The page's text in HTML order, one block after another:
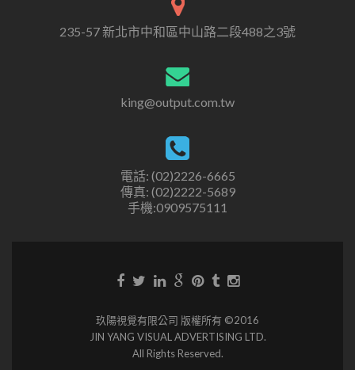
235-57 新北市中和區中山路二段488之3號
king@output.com.tw
電話: (02)2226-6665
傳真: (02)2222-5689
手機:0909575111
玖陽視覺有限公司 版權所有 ©2016
JIN YANG VISUAL ADVERTISING LTD.
All Rights Reserved.